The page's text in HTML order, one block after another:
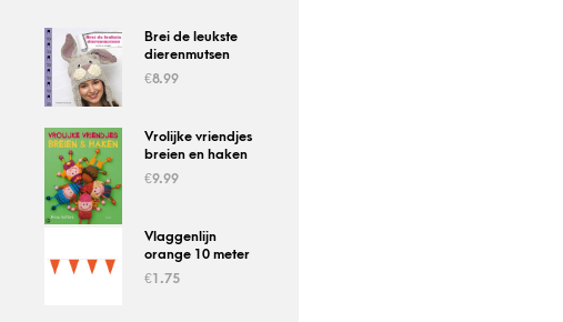
Brei de leukste
dierenmutsen
€8.99
Vrolijke vriendjes
breien en haken
€9.99
Vlaggenlijn
orange 10 meter
€1.75